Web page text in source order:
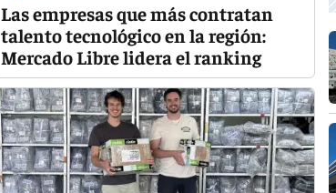
Las empresas que más contratan
talento tecnológico en la región:
Mercado Libre lidera el ranking